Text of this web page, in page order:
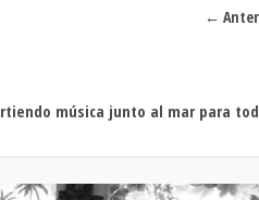
←
música junto al mar para